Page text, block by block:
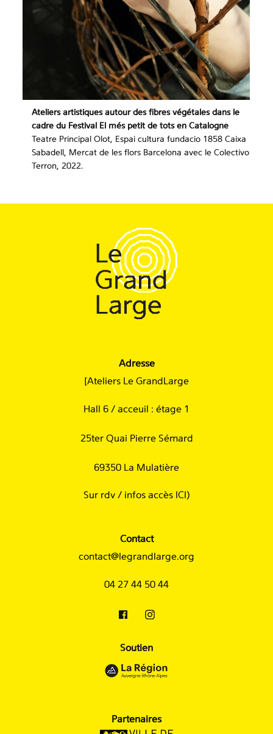
Ateliers artistiques autour des fibres végétales dans le
cadre du Festival El més petit de tots en Catalogne
Teatre Principal Olot, Espai cultura fundacio 1858 Caixa
Sabadell, Mercat de les flors Barcelona avec le Colectivo
Terron, 2022.
Adresse
[Ateliers Le GrandLarge
Hall 6 / acceuil : étage 1
25ter Quai Pierre Sémard
69350 La Mulatière
Sur rdv / infos accès ICI )
Contact
contact@legrandlarge.org
04 27 44 50 44
Soutien
Partenaires